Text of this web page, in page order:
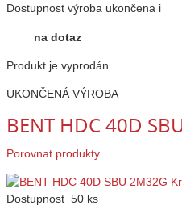
Dostupnost výroba ukončena i
na dotaz
Produkt je vyprodán
UKONČENÁ VÝROBA
BENT HDC 40D
Porovnat produkty
Dostupnost 50 ks